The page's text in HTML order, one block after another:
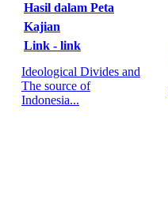
Hasil dalam Peta
Kajian
Link - link
Ideological Divides and
The source of
Indonesia...